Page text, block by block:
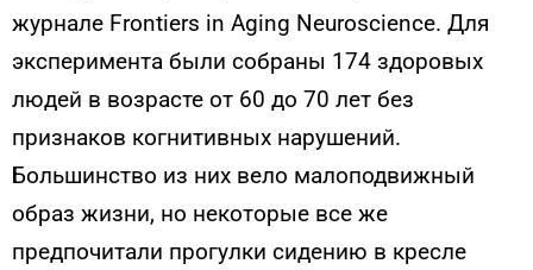
журнале Frontiers in Aging Neuroscience. Для
эксперимента были собраны 174 здоровых
людей в возрасте от 60 до 70 лет без
признаков когнитивных нарушений.
Большинство из них вело малоподвижный
образ жизни, но некоторые все же
предпочитали прогулки сидению в кресле